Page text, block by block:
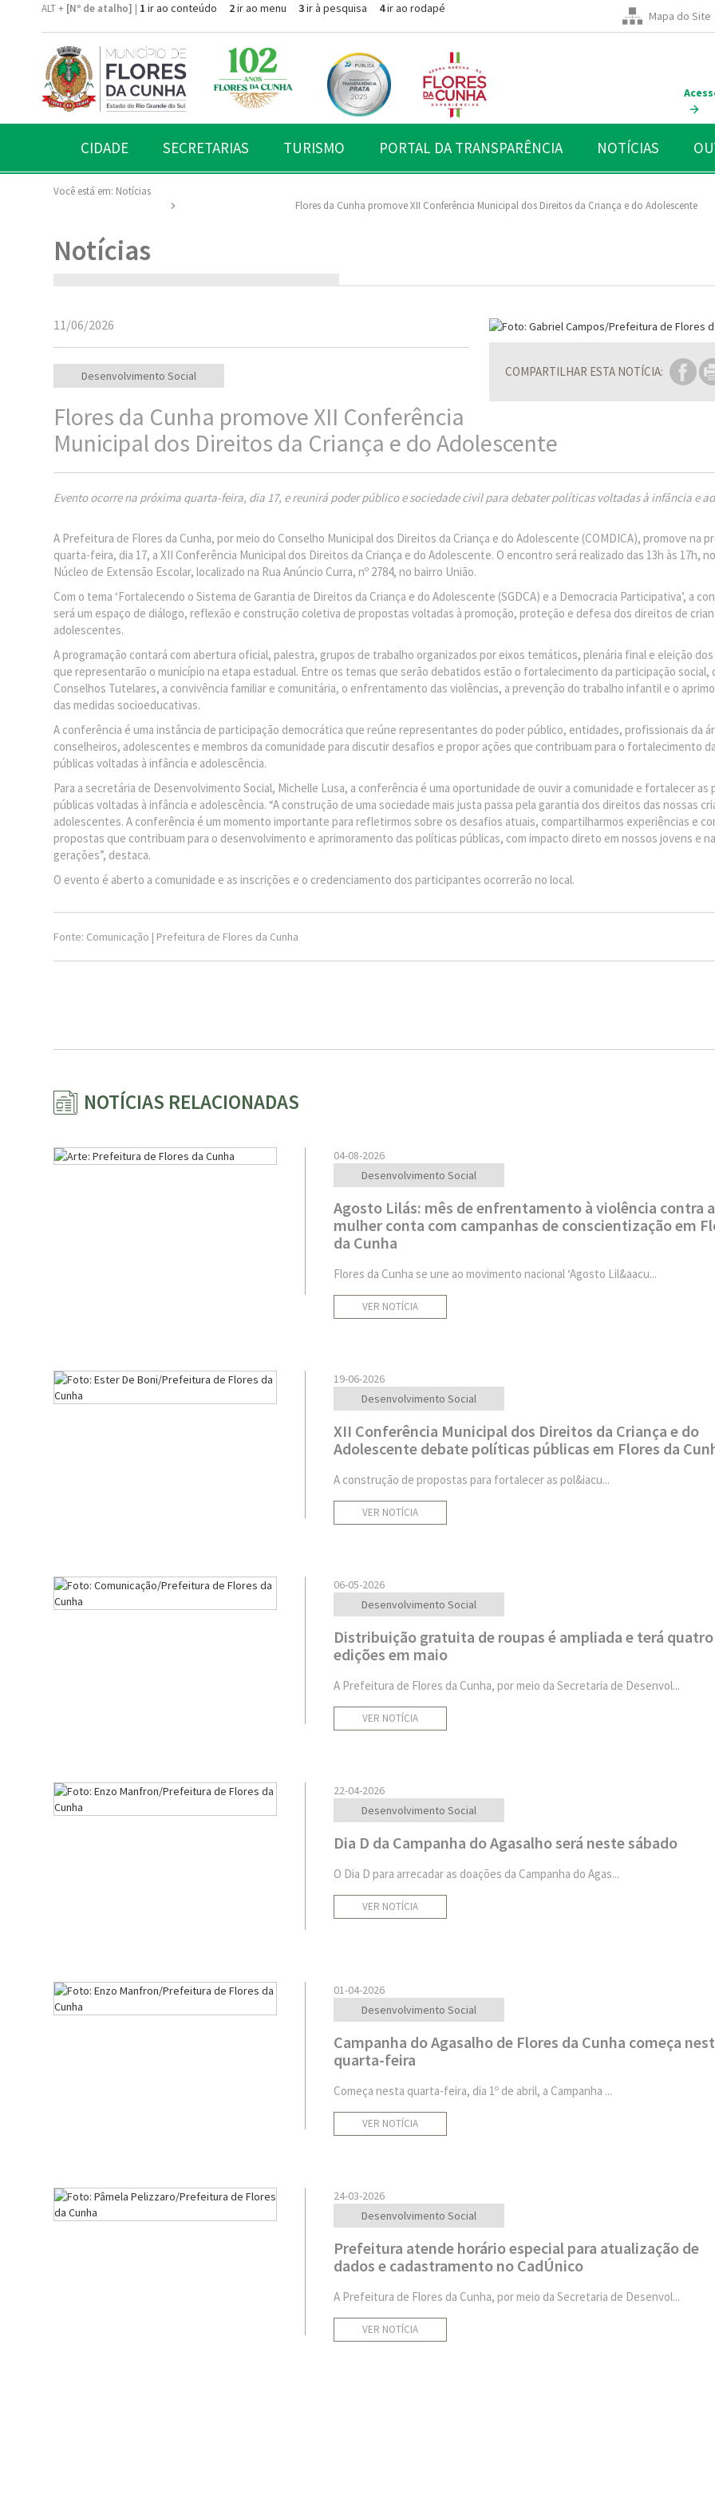
ALT + [Nº de atalho] | 1 ir ao conteúdo 2ir ao menu 3ir à pesquisa 4ir ao rodapé
Mapa do Site
CIDADE SECRETARIAS TURISMO PORTAL DA TRANSPARÊNCIA NOTÍCIAS
Você está em: Notícias
Flores da Cunha promove XII Conferência Municipal dos Direitos da Criança e do Adolescente
Notícias
COMPARTILHAR ESTA NOTÍCIA:
11/06/2026
Desenvolvimento Social
Flores da Cunha promove XII Conferência
Municipal dos Direitos da Criança e do Adolescente
Evento ocorre na próxima quarta-feira, dia 17, e reunirá poder público e sociedade civil para debater políticas voltadas à infância e
A Prefeitura de Flores da Cunha, por meio do Conselho Municipal dos Direitos da Criança e do Adolescente (COMDICA), promove na
quarta-feira, dia 17, a XII Conferência Municipal dos Direitos da Criança e do Adolescente. O encontro será realizado das 13h às 17h,
Núcleo de Extensão Escolar, localizado na Rua Anúncio Curra, nº 2784, no bairro União.
Com o tema ‘Fortalecendo o Sistema de Garantia de Direitos da Criança e do Adolescente (SGDCA) e a Democracia Participativa’, a
será um espaço de diálogo, reflexão e construção coletiva de propostas voltadas à promoção, proteção e defesa dos direitos de
adolescentes.
A programação contará com abertura oficial, palestra, grupos de trabalho organizados por eixos temáticos, plenária final e eleição
que representarão o município na etapa estadual. Entre os temas que serão debatidos estão o fortalecimento da participação social,
Conselhos Tutelares, a convivência familiar e comunitária, o enfrentamento das violências, a prevenção do trabalho infantil e o
das medidas socioeducativas.
A conferência é uma instância de participação democrática que reúne representantes do poder público, entidades, profissionais da
conselheiros, adolescentes e membros da comunidade para discutir desafios e propor ações que contribuam para o fortalecimento
públicas voltadas à infância e adolescência.
Para a secretária de Desenvolvimento Social, Michelle Lusa, a conferência é uma oportunidade de ouvir a comunidade e fortalecer as
públicas voltadas à infância e adolescência. “A construção de uma sociedade mais justa passa pela garantia dos direitos das nossas
adolescentes. A conferência é um momento importante para refletirmos sobre os desafios atuais, compartilharmos experiências e
propostas que contribuam para o desenvolvimento e aprimoramento das políticas públicas, com impacto direto em nossos jovens e
gerações”, destaca.
O evento é aberto a comunidade e as inscrições e o credenciamento dos participantes ocorrerão no local.
Fonte: Comunicação | Prefeitura de Flores da Cunha
NOTÍCIAS RELACIONADAS
04-08-2026
Desenvolvimento Social
Agosto Lilás: mês de enfrentamento à violência contra a
mulher conta com campanhas de conscientização em
da Cunha
Flores da Cunha se une ao movimento nacional ‘Agosto Lil&aacu...
VER NOTÍCIA
19-06-2026
Desenvolvimento Social
XII Conferência Municipal dos Direitos da Criança e do
Adolescente debate políticas públicas em Flores da
A construção de propostas para fortalecer as pol&iacu...
VER NOTÍCIA
06-05-2026
Desenvolvimento Social
Distribuição gratuita de roupas é ampliada e terá quatro
edições em maio
A Prefeitura de Flores da Cunha, por meio da Secretaria de Desenvol...
VER NOTÍCIA
22-04-2026
Desenvolvimento Social
Dia D da Campanha do Agasalho será neste sábado
O Dia D para arrecadar as doações da Campanha do Agas...
VER NOTÍCIA
01-04-2026
Desenvolvimento Social
Campanha do Agasalho de Flores da Cunha começa
quarta-feira
Começa nesta quarta-feira, dia 1º de abril, a Campanha ...
VER NOTÍCIA
24-03-2026
Desenvolvimento Social
Prefeitura atende horário especial para atualização de
dados e cadastramento no CadÚnico
A Prefeitura de Flores da Cunha, por meio da Secretaria de Desenvol...
VER NOTÍCIA